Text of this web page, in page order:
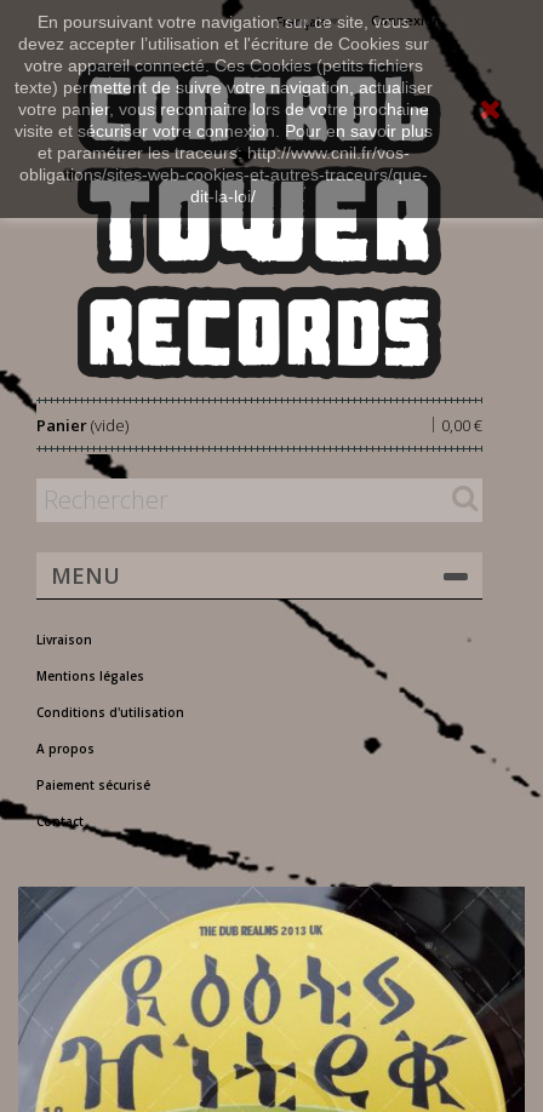
En poursuivant votre navigation sur ce site, vous
devez accepter l’utilisation et l'écriture de Cookies sur
votre appareil connecté. Ces Cookies (petits fichiers
texte) permettent de suivre votre navigation, actualiser
votre panier, vous reconnaitre lors de votre prochaine
visite et sécuriser votre connexion. Pour en savoir plus
et paramétrer les traceurs: http://www.cnil.fr/vos-
obligations/sites-web-cookies-et-autres-traceurs/que-
dit-la-loi/
Connexion
Français
Panier 0,00 €
|
(vide)
MENU
Livraison
Mentions légales
Conditions d'utilisation
A propos
Paiement sécurisé
Contact